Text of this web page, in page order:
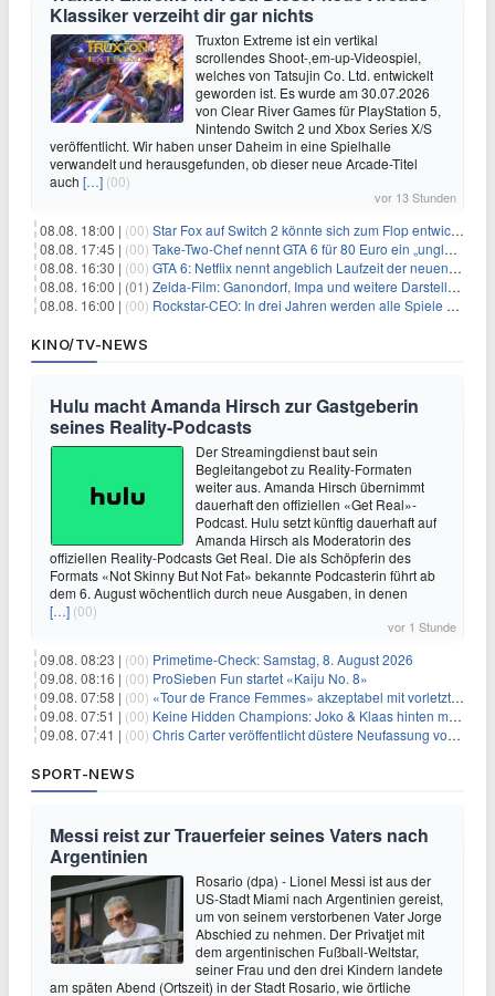
Klassiker verzeiht dir gar nichts
Truxton Extreme ist ein vertikal
scrollendes Shoot-‚em-up-Videospiel,
welches von Tatsujin Co. Ltd. entwickelt
geworden ist. Es wurde am 30.07.2026
von Clear River Games für PlayStation 5,
Nintendo Switch 2 und Xbox Series X/S
veröffentlicht. Wir haben unser Daheim in eine Spielhalle
verwandelt und herausgefunden, ob dieser neue Arcade-Titel
auch […] (00)
vor 13 Stunden
08.08. 18:00 | (00) Star Fox auf Switch 2 könnte sich zum Flop entwickeln
08.08. 17:45 | (00) Take-Two-Chef nennt GTA 6 für 80 Euro ein „unglaubliches Schnäppchen“
08.08. 16:30 | (00) GTA 6: Netflix nennt angeblich Laufzeit der neuen Gameplay-Präsentation
08.08. 16:00 | (01) Zelda-Film: Ganondorf, Impa und weitere Darsteller sollen feststehen
08.08. 16:00 | (00) Rockstar-CEO: In drei Jahren werden alle Spiele gestreamt
KINO/TV-NEWS
Hulu macht Amanda Hirsch zur Gastgeberin
seines Reality-Podcasts
Der Streamingdienst baut sein
Begleitangebot zu Reality-Formaten
weiter aus. Amanda Hirsch übernimmt
dauerhaft den offiziellen «Get Real»-
Podcast. Hulu setzt künftig dauerhaft auf
Amanda Hirsch als Moderatorin des
offiziellen Reality-Podcasts Get Real. Die als Schöpferin des
Formats «Not Skinny But Not Fat» bekannte Podcasterin führt ab
dem 6. August wöchentlich durch neue Ausgaben, in denen
[…] (00)
vor 1 Stunde
09.08. 08:23 | (00) Primetime-Check: Samstag, 8. August 2026
09.08. 08:16 | (00) ProSieben Fun startet «Kaiju No. 8»
09.08. 07:58 | (00) «Tour de France Femmes» akzeptabel mit vorletzter Etappe
09.08. 07:51 | (00) Keine Hidden Champions: Joko & Klaas hinten mit Best-Of
09.08. 07:41 | (00) Chris Carter veröffentlicht düstere Neufassung von «Akte X: Jenseits der Wahrheit»
SPORT-NEWS
Messi reist zur Trauerfeier seines Vaters nach
Argentinien
Rosario (dpa) - Lionel Messi ist aus der
US-Stadt Miami nach Argentinien gereist,
um von seinem verstorbenen Vater Jorge
Abschied zu nehmen. Der Privatjet mit
dem argentinischen Fußball-Weltstar,
seiner Frau und den drei Kindern landete
am späten Abend (Ortszeit) in der Stadt Rosario, wie örtliche